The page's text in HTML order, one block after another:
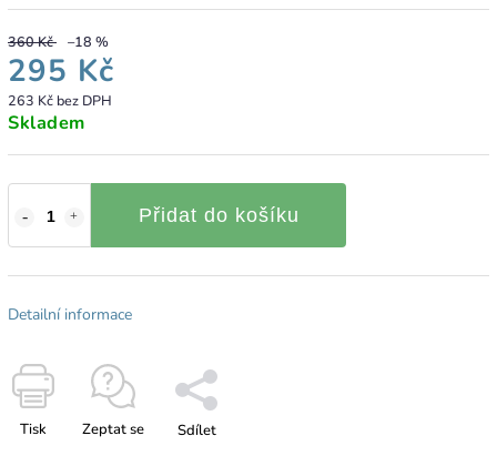
360 Kč –18 %
295 Kč
263 Kč bez DPH
Skladem
Přidat do košíku
Detailní informace
Tisk Zeptat se Sdílet